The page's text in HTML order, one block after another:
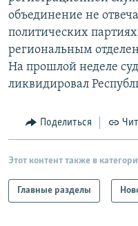
РАСПИСАНИЕ
ПОДПИШИТЕСЬ НА
СОЦИАЛЬНЫЕ СЕТИ
Все сайты РСЕ/РС
объединение не
политических
региональным
На прошлой неделе
ликвидировал
Поделиться
Этот контент также в
Главные разделы